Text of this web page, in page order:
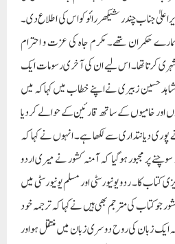
جناب چندر شیکھر رائو کواس کی اطلاع دی۔
حکمران تھے۔ مکرم جاہ کی عزت و احترام
کرتا تھا۔ اس لیے ان کی آخری رسومات ایک
حسین زبیری نے اپنے خطاب میں کہا کہ میں
اور خامیوں کے ساتھ قارئین کے حوالے کردیا
دیانتداری سے لکھا ہے۔ انہوں نے کہا کہ
پر مجبور ہوگیا کہ آمنہ کشور نے میری اردو
کتاب کا۔ ردو یونیورسٹی اور مسلم یونیورسٹی میں
جو کتاب کی مترجم بھی ہیں نے کہا کہ ترجمہ خود
زبان کی روح دوسری زبان میں منتقل ہو اور